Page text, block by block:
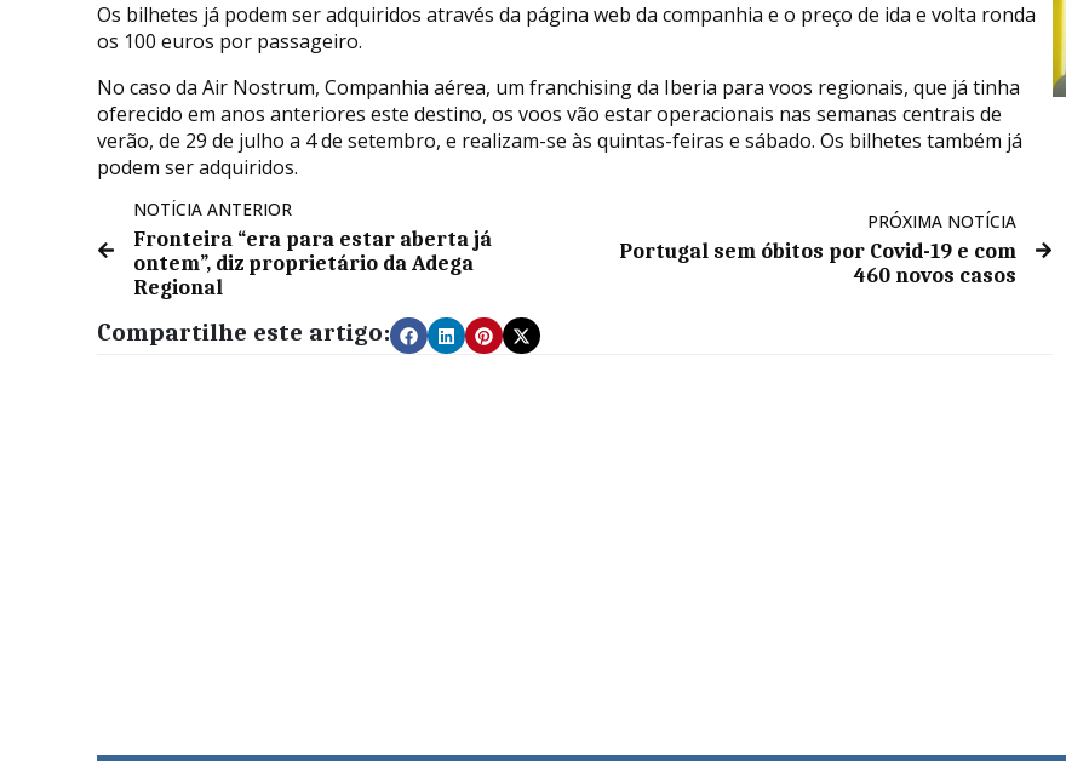
Os bilhetes já podem ser adquiridos através da página web da companhia e o preço de ida e volta ronda
os 100 euros por passageiro.
No caso da Air Nostrum, Companhia aérea, um franchising da Iberia para voos regionais, que já tinha
oferecido em anos anteriores este destino, os voos vão estar operacionais nas semanas centrais de
verão, de 29 de julho a 4 de setembro, e realizam-se às quintas-feiras e sábado. Os bilhetes também já
podem ser adquiridos.
NOTÍCIA ANTERIOR
Fronteira “era para estar aberta já
ontem”, diz proprietário da Adega
Regional
PRÓXIMA NOTÍCIA
Portugal sem óbitos por Covid-19 e com
460 novos casos
Compartilhe este artigo: